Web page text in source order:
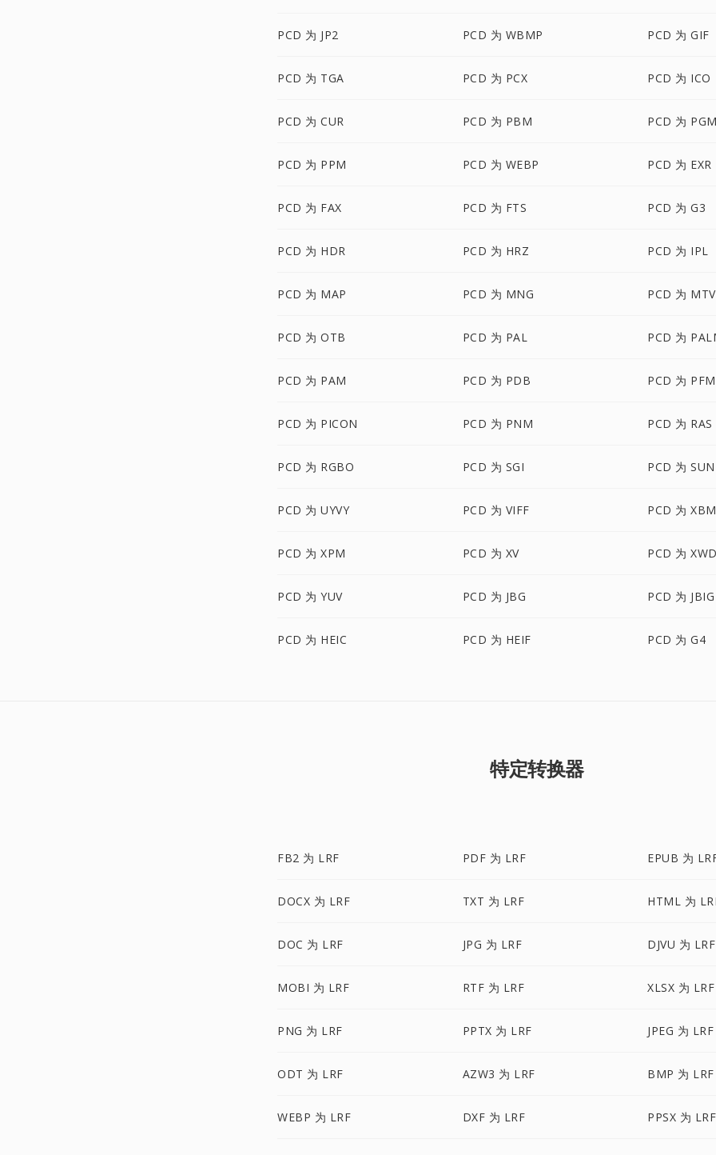
PCD 为 JP2 PCD 为 WBMP PCD 为 GIF
PCD 为 TGA PCD 为 PCX PCD 为 ICO
PCD 为 CUR PCD 为 PBM PCD 为
PCD 为 PPM PCD 为 WEBP PCD 为 EXR
PCD 为 FAX PCD 为 FTS PCD 为 G3
PCD 为 HDR PCD 为 HRZ PCD 为 IPL
PCD 为 MAP PCD 为 MNG PCD 为 MTV
PCD 为 OTB PCD 为 PAL PCD 为
PCD 为 PAM PCD 为 PDB PCD 为 PFM
PCD 为 PICON PCD 为 PNM PCD 为 RAS
PCD 为 RGBO PCD 为 SGI PCD 为 SUN
PCD 为 UYVY PCD 为 VIFF PCD 为 XBM
PCD 为 XPM PCD 为 XV PCD 为
PCD 为 YUV PCD 为 JBG PCD 为 JBIG
PCD 为 HEIC PCD 为 HEIF PCD 为 G4
特定转换器
FB2 为 LRF PDF 为 LRF EPUB 为
DOCX 为 LRF TXT 为 LRF HTML 为
DOC 为 LRF JPG 为 LRF DJVU 为 LRF
MOBI 为 LRF RTF 为 LRF XLSX 为 LRF
PNG 为 LRF PPTX 为 LRF JPEG 为 LRF
ODT 为 LRF AZW3 为 LRF BMP 为 LRF
WEBP 为 LRF DXF 为 LRF PPSX 为 LRF